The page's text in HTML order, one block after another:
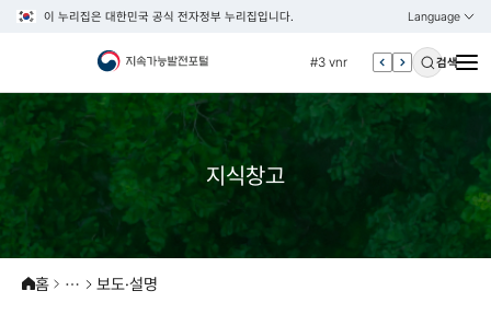
이 누리집은 대한민국 공식 전자정부 누리집입니다. Language
열기
KOREAN
ENGLISH
#3 vnr
#4 관세
#2 환경
검색
지식창고
홈 보도·설명